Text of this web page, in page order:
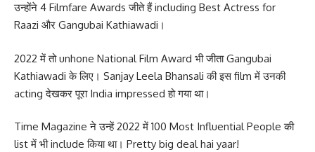
उन्होंने 4 Filmfare Awards जीते हैं including Best Actress for
Raazi और Gangubai Kathiawadi।
2022 में तो unhone National Film Award भी जीता Gangubai
Kathiawadi के लिए। Sanjay Leela Bhansali की इस film में उनकी
acting देखकर पूरा India impressed हो गया था।
Time Magazine ने उन्हें 2022 में 100 Most Influential People की
list में भी include किया था। Pretty big deal hai yaar!